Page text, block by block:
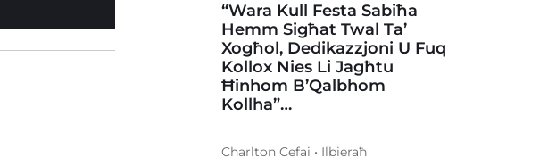
“Wara Kull Festa Sabiħa
Hemm Sigħat Twal Ta’
Xogħol, Dedikazzjoni U Fuq
Kollox Nies Li Jagħtu
Ħinhom B’Qalbhom
Kollha”…
Charlton Cefai • Ilbieraħ